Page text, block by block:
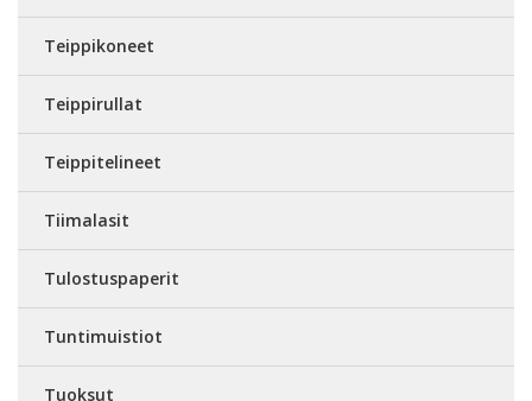
Teippikoneet
Teippirullat
Teippitelineet
Tiimalasit
Tulostuspaperit
Tuntimuistiot
Tuoksut